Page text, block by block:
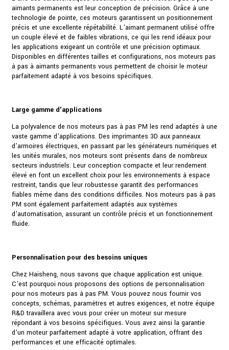
aimants permanents est leur conception de précision. Grâce à une
technologie de pointe, ces moteurs garantissent un positionnement
précis et une excellente répétabilité. L'aimant permanent utilisé offre
un couple élevé et de faibles vibrations, ce qui les rend idéaux pour
les applications exigeant un contrôle et une précision optimaux.
Disponibles en différentes tailles et configurations, nos moteurs pas
à pas à aimants permanents vous permettent de choisir le moteur
parfaitement adapté à vos besoins spécifiques.
Large gamme d'applications
La polyvalence de nos moteurs pas à pas PM les rend adaptés à une
vaste gamme d'applications. Des imprimantes 3D aux panneaux
d'armoires électriques, en passant par les générateurs numériques et
les unités murales, nos moteurs sont présents dans de nombreux
secteurs industriels. Leur conception compacte et leur rendement
élevé en font un excellent choix pour les environnements à espace
restreint, tandis que leur robustesse garantit des performances
fiables même dans des conditions difficiles. Nos moteurs pas à pas
PM sont également parfaitement adaptés aux systèmes
d'automatisation, assurant un contrôle précis et un fonctionnement
fluide.
Personnalisation pour des besoins uniques
Chez Haisheng, nous savons que chaque application est unique.
C'est pourquoi nous proposons des options de personnalisation
pour nos moteurs pas à pas PM. Vous pouvez nous fournir vos
concepts, schémas, paramètres et autres exigences, et notre équipe
R&D travaillera avec vous pour créer un moteur sur mesure
répondant à vos besoins spécifiques. Vous avez ainsi la garantie
d'un moteur parfaitement adapté à votre application, offrant des
performances et une efficacité optimales.